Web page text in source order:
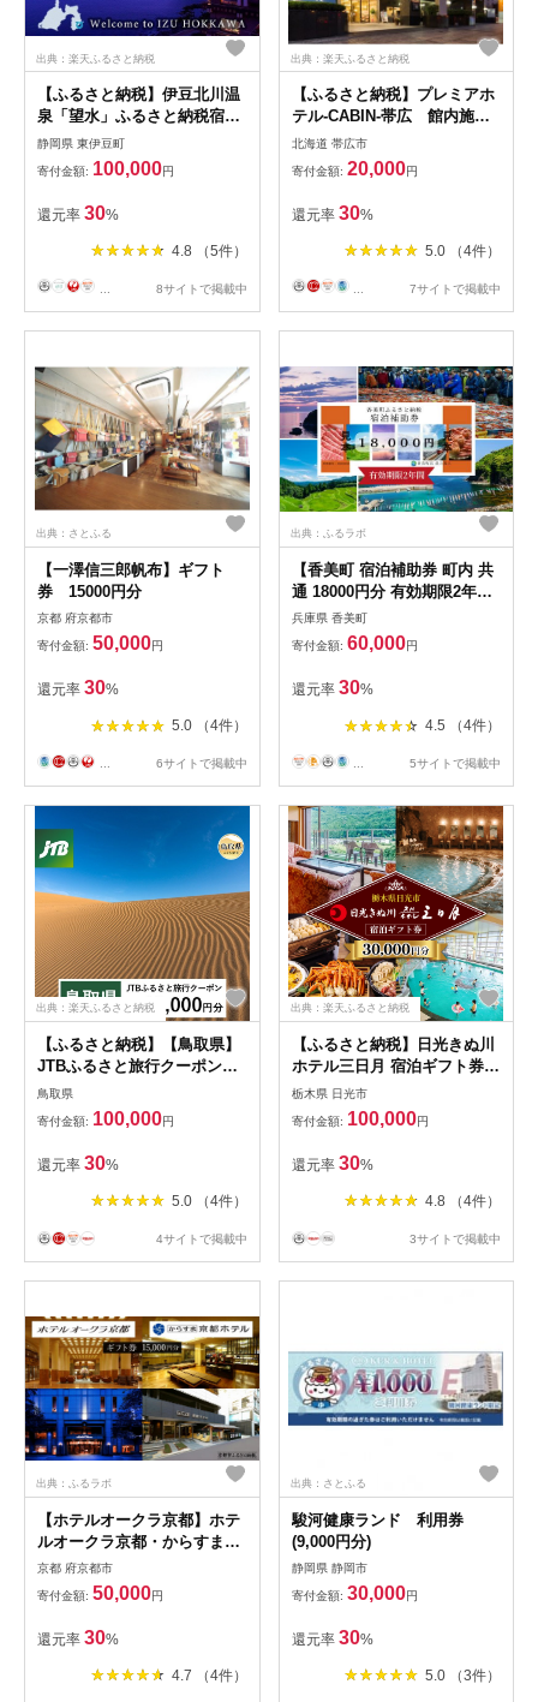
出典：楽天ふるさと納税
【ふるさと納税】伊豆北川温
泉「望水」ふるさと納税宿泊
ギフト券（30000円分）
E011／チケット 温泉宿 ギ
フト券 静岡県 東伊豆町
静岡県 東伊豆町
寄付金額: 100,000円
還元率 30%
4.8 （5件）
8サイトで掲載中
出典：楽天ふるさと納税
【ふるさと納税】プレミアホ
テル-CABIN-帯広 館内施設
利用券(1,000円×6枚)
【1206760】
北海道 帯広市
寄付金額: 20,000円
還元率 30%
5.0 （4件）
7サイトで掲載中
出典：さとふる
【一澤信三郎帆布】ギフト
券 15000円分
京都 府京都市
寄付金額: 50,000円
還元率 30%
5.0 （4件）
6サイトで掲載中
出典：ふるラボ
【香美町 宿泊補助券 町内 共
通 18000円分 有効期限2年】
母の日 ギフト ギフト包装い
たします！発送目安：入金確
認後7日以内で発送します。
大人気 ふるさと納税 宿泊券
助成券 香住 村岡 小代 兵庫県
日本海 松葉ガニ 香住ガニ せ
ぐろ 活イカ ほたるいか 但馬
牛 あまるべ鉄橋 余部鉄橋 ク
リスタルタワー ハチ北スキー
場 おじろスキー場 60000円
25-06
兵庫県 香美町
寄付金額: 60,000円
還元率 30%
4.5 （4件）
5サイトで掲載中
出典：楽天ふるさと納税
【ふるさと納税】【鳥取県】
JTBふるさと旅行クーポン
（Eメール発行）30,000円分
_T2600276
鳥取県
寄付金額: 100,000円
還元率 30%
5.0 （4件）
4サイトで掲載中
出典：楽天ふるさと納税
【ふるさと納税】日光きぬ川
ホテル三日月 宿泊ギフト券
(30,000円分) [0173]
栃木県 日光市
寄付金額: 100,000円
還元率 30%
4.8 （4件）
3サイトで掲載中
出典：ふるラボ
【ホテルオークラ京都】ホテ
ルオークラ京都・からすま京
都ホテル 宿泊ギフト券 1万5
千円分（ホテルの宿泊、レス
トラン等で使用可）［ 京都
ヨーロピアンテイスト クラシ
ック 東山の眺望 ホテル 宿泊
ギフト券 割引券 割引 チケッ
京都 府京都市
寄付金額: 50,000円
還元率 30%
4.7 （4件）
出典：さとふる
駿河健康ランド 利用券
(9,000円分)
静岡県 静岡市
寄付金額: 30,000円
還元率 30%
5.0 （3件）